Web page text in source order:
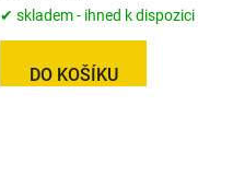
✔ skladem - ihned k dispozici
DO KOŠÍKU